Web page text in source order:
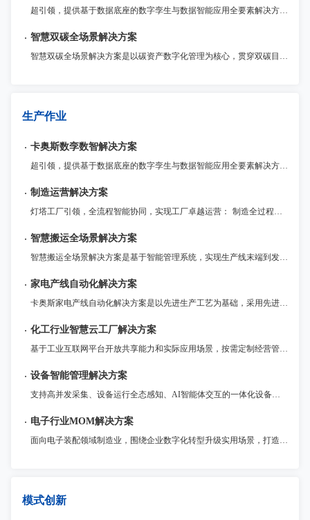
超引领，提供基于数据底座的数字孪生与数据智能应用全要素解决方案 ，帮助企业客户统一数据标准、建设数据基座；实现工厂1:1数字重构与仿真优化，并运用AI大模型驱动数据智能应用，优化生产决策，实现从经验管理到智能驱动的转型升级。
智慧双碳全场景解决方案
智慧双碳全场景解决方案是以碳资产数字化管理为核心，贯穿双碳目标规划、减碳路径实施的全流程服务体系，通过物联网、大数据、AI等数字化技术深度融合，赋能企业实现数字化可持续建设与绿色转型。
生产作业
卡奥斯数孪数智解决方案
超引领，提供基于数据底座的数字孪生与数据智能应用全要素解决方案 ，帮助企业客户统一数据标准、建设数据基座；实现工厂1:1数字重构与仿真优化，并运用AI大模型驱动数据智能应用，优化生产决策，实现从经验管理到智能驱动的转型升级。
制造运营解决方案
灯塔工厂引领，全流程智能协同，实现工厂卓越运营： 制造全过程监管与追溯：全面记录制造全流程数据，提升整体运营效率和质量控制水平。 流程敏捷化定制与优化：灵活定制生产管理流程和功能扩展，满足企业不同发展阶段的需求。 灯塔工厂管理实践引领：数据驱动生产资源配置，高效应对市场变化，提高盈利能力。
智慧搬运全场景解决方案
智慧搬运全场景解决方案是基于智能管理系统，实现生产线末端到发货的全流程、软硬一体的“搬运-码垛-装卸”综合解决方案。以包装、码垛、装车、后段搬运4大基础场景，提供标准化模块产品，布局云端能力，延展面向不同行业的高效率、高适配、高稳定解决方案。
家电产线自动化解决方案
卡奥斯家电产线自动化解决方案是以先进生产工艺为基础，采用先进的激光焊接技术，提供具有自我诊断与调整的智能生产系统，实现多规格产品的兼容性生产、自动化和高节拍快速生产。聚焦冲压、注塑、钣金成型、激光焊接、机器人应用等，拥有30多年家电自动化产线经验，多条全自动家电产线已经稳定运行超过10年。
化工行业智慧云工厂解决方案
基于工业互联网平台开放共享能力和实际应用场景，按需定制经营管理、生产运营、HSE、能源管理、操作控制、设备管理等企业级工业APP并快速部署，将工业互联网技术和化工企业业务深度融合，实现全流程管理和多业务协同，降本提质增效。
设备智能管理解决方案
支持高并发采集、设备运行全态感知、AI智能体交互的一体化设备智能管理平台，提供资产管理、状态监控、维修保养、远程运维、节能降耗等全场景服务。
电子行业MOM解决方案
面向电子装配领域制造业，围绕企业数字化转型升级实用场景，打造统一管理MOM运营平台，以模块化提供包括生产（MES）、质量（QMS）、仓储（WMS）、设备物联（IOT）、电子工艺（ESOP）、现场问题管理（Andon）等制造领域各业务支撑系统，为企业提供一体化运营管理整套系统解决方案。
模式创新